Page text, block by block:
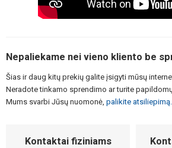
Nepaliekame nei vieno kliento be
Šias ir daug kitų prekių galite įsigyti mūsų
Neradote tinkamo sprendimo ar turite
Mums svarbi Jūsų nuomonė, palikite atsiliepimą.
Kontaktai fiziniams